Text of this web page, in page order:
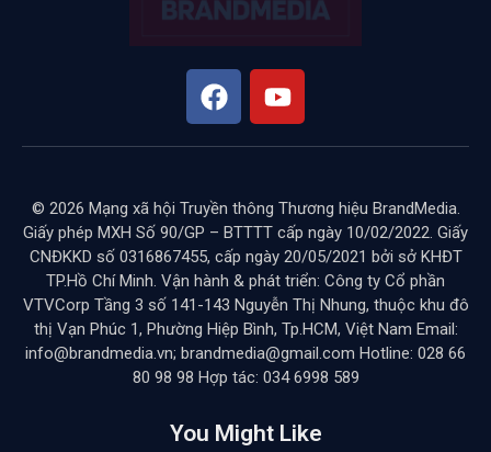
© 2026 Mạng xã hội Truyền thông Thương hiệu BrandMedia.
Giấy phép MXH Số 90/GP – BTTTT cấp ngày 10/02/2022. Giấy
CNĐKKD số 0316867455, cấp ngày 20/05/2021 bởi sở KHĐT
TP.Hồ Chí Minh. Vận hành & phát triển: Công ty Cổ phần
VTVCorp Tầng 3 số 141-143 Nguyễn Thị Nhung, thuộc khu đô
thị Vạn Phúc 1, Phường Hiệp Bình, Tp.HCM, Việt Nam Email:
info@brandmedia.vn; brandmedia@gmail.com Hotline: 028 66
80 98 98 Hợp tác: 034 6998 589
You Might Like